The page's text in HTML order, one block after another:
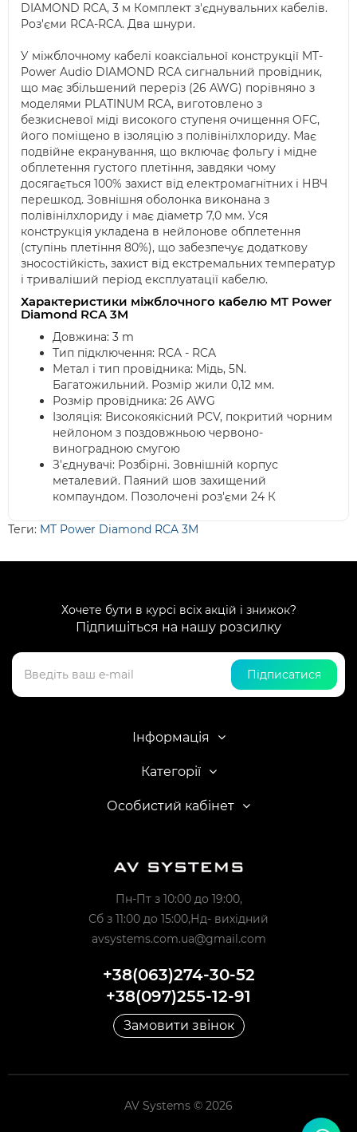
DIAMOND RCA, 3 м Комплект з'єднувальних кабелів.
Роз'єми RCA-RCA. Два шнури.
У міжблочному кабелі коаксіальної конструкції MT-
Power Audio DIAMOND RCA сигнальний провідник,
що має збільшений переріз (26 AWG) порівняно з
моделями PLATINUM RCA, виготовлено з
безкисневої міді високого ступеня очищення OFC,
його поміщено в ізоляцію з полівінілхлориду. Має
подвійне екранування, що включає фольгу і мідне
обплетення густого плетіння, завдяки чому
досягається 100% захист від електромагнітних і НВЧ
перешкод. Зовнішня оболонка виконана з
полівінілхлориду і має діаметр 7,0 мм. Уся
конструкція укладена в нейлонове обплетення
(ступінь плетіння 80%), що забезпечує додаткову
зносостійкість, захист від екстремальних температур
і триваліший період експлуатації кабелю.
Характеристики міжблочного кабелю MT Power
Diamond RCA 3M
Довжина: 3 m
Тип підключення: RCA - RCA
Метал і тип провідника: Мідь, 5N.
Багатожильний. Розмір жили 0,12 мм.
Розмір провідника: 26 AWG
Ізоляція: Високоякісний PCV, покритий чорним
нейлоном з поздовжньою червоно-
виноградною смугою
З'єднувачі: Розбірні. Зовнішній корпус
металевий. Паяний шов захищений
компаундом. Позолочені роз'єми 24 К
Теги: MT Power Diamond RCA 3M
Хочете бути в курсі всіх акцій і знижок?
Підпишіться на нашу розсилку
Підписатися
Інформація
Категорії
Особистий кабінет
Пн-Пт з 10:00 до 19:00,
Сб з 11:00 до 15:00,Нд- вихідний
avsystems.com.ua@gmail.com
+38(063)274-30-52
+38(097)255-12-91
Замовити звінок
AV Systems © 2026